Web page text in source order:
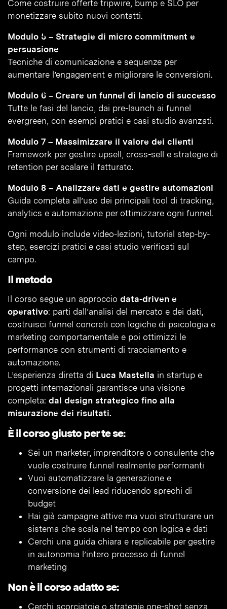
Come costruire offerte tripwire, bump e SLO per
monetizzare subito nuovi contatti.
Modulo 5 – Strategie di micro commitment e
persuasione
Tecniche di comunicazione e sequenze per
aumentare l’engagement e migliorare le conversioni.
Modulo 6 – Creare un funnel di lancio di successo
Tutte le fasi del lancio, dai pre-launch ai funnel
evergreen, con esempi pratici e casi studio avanzati.
Modulo 7 – Massimizzare il valore dei clienti
Framework per gestire upsell, cross-sell e strategie di
retention per scalare il fatturato.
Modulo 8 – Analizzare dati e gestire automazioni
Guida completa all’uso dei principali tool di tracking,
analytics e automazione per ottimizzare ogni funnel.
Ogni modulo include video-lezioni, tutorial step-by-
step, esercizi pratici e casi studio verificati sul
campo.
Il metodo
Il corso segue un approccio data-driven e
operativo: parti dall’analisi del mercato e dei dati,
costruisci funnel concreti con logiche di psicologia e
marketing comportamentale e poi ottimizzi le
performance con strumenti di tracciamento e
automazione.
L’esperienza diretta di Luca Mastella in startup e
progetti internazionali garantisce una visione
completa: dal design strategico fino alla
misurazione dei risultati.
È il corso giusto per te se:
Sei un marketer, imprenditore o consulente che
vuole costruire funnel realmente performanti
Vuoi automatizzare la generazione e
conversione dei lead riducendo sprechi di
budget
Hai già campagne attive ma vuoi strutturare un
sistema che scala nel tempo con logica e dati
Cerchi una guida chiara e replicabile per gestire
in autonomia l’intero processo di funnel
marketing
Non è il corso adatto se:
Cerchi scorciatoie o strategie one-shot senza